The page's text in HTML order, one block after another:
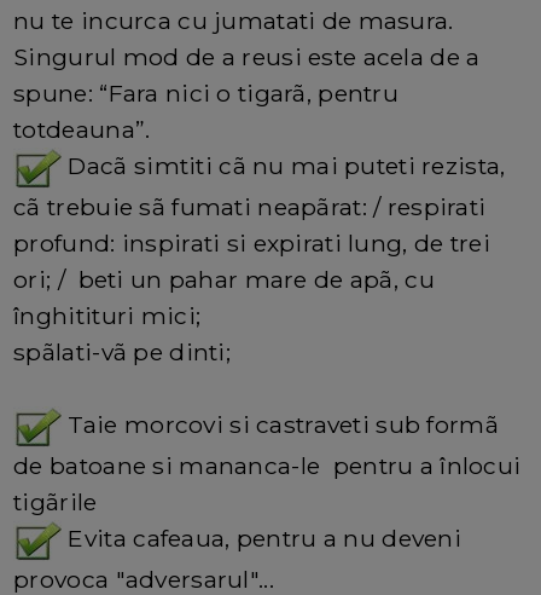
nu te incurca cu jumatati de masura.
Singurul mod de a reusi este acela de a
spune: “Fara nici o tigarã, pentru
totdeauna”.
Dacã simtiti cã nu mai puteti rezista,
cã trebuie sã fumati neapãrat: / respirati
profund: inspirati si expirati lung, de trei
ori; / beti un pahar mare de apã, cu
înghitituri mici;
spãlati-vã pe dinti;
Taie morcovi si castraveti sub formã
de batoane si mananca-le pentru a înlocui
tigãrile
Evita cafeaua, pentru a nu deveni
provoca "adversarul"...